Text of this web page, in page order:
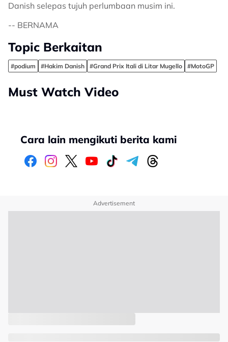
Danish selepas tujuh perlumbaan musim ini.
-- BERNAMA
Topic Berkaitan
#podium #Hakim Danish #Grand Prix Itali di Litar Mugello #MotoGP
Must Watch Video
Cara lain mengikuti berita kami
Advertisement